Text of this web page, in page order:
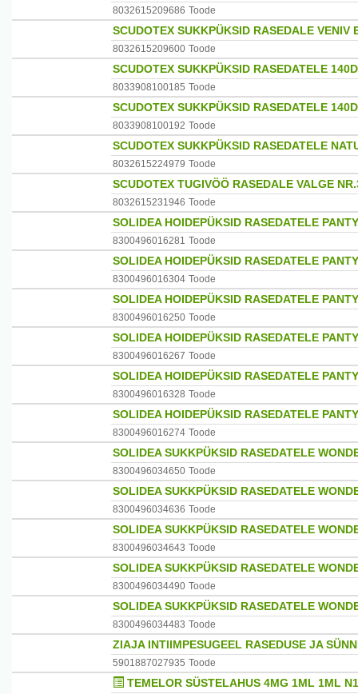
8032615209686 Toode
SCUDOTEX SUKKPÜKSID RASEDALE VENIV
8032615209600 Toode
SCUDOTEX SUKKPÜKSID RASEDATELE
8033908100185 Toode
SCUDOTEX SUKKPÜKSID RASEDATELE
8033908100192 Toode
SCUDOTEX SUKKPÜKSID RASEDATELE
8032615224979 Toode
SCUDOTEX TUGIVÖÖ RASEDALE VALGE
8032615231946 Toode
SOLIDEA HOIDEPÜKSID RASEDATELE
8300496016281 Toode
SOLIDEA HOIDEPÜKSID RASEDATELE
8300496016304 Toode
SOLIDEA HOIDEPÜKSID RASEDATELE
8300496016250 Toode
SOLIDEA HOIDEPÜKSID RASEDATELE
8300496016267 Toode
SOLIDEA HOIDEPÜKSID RASEDATELE
8300496016328 Toode
SOLIDEA HOIDEPÜKSID RASEDATELE
8300496016274 Toode
SOLIDEA SUKKPÜKSID RASEDATELE
8300496034650 Toode
SOLIDEA SUKKPÜKSID RASEDATELE
8300496034636 Toode
SOLIDEA SUKKPÜKSID RASEDATELE
8300496034643 Toode
SOLIDEA SUKKPÜKSID RASEDATELE
8300496034490 Toode
SOLIDEA SUKKPÜKSID RASEDATELE
8300496034483 Toode
ZIAJA INTIIMPESUGEEL RASEDUSE JA
5901887027935 Toode
TEMELOR SÜSTELAHUS 4MG 1ML 1ML